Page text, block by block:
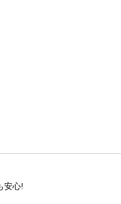
安心!